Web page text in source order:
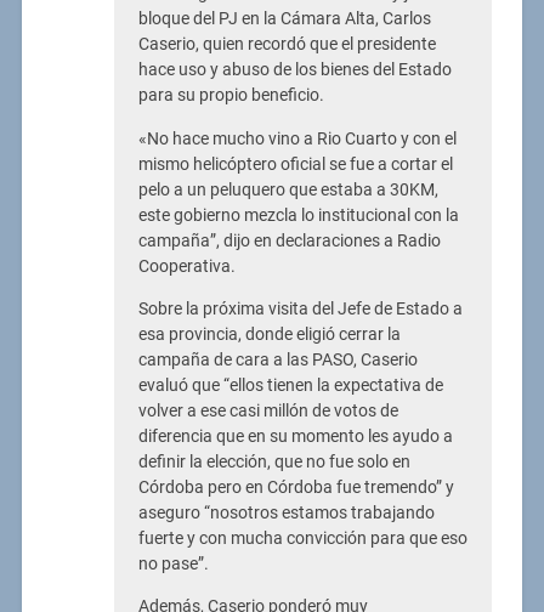
bloque del PJ en la Cámara Alta, Carlos
Caserio, quien recordó que el presidente
hace uso y abuso de los bienes del Estado
para su propio beneficio.
«No hace mucho vino a Rio Cuarto y con el
mismo helicóptero oficial se fue a cortar el
pelo a un peluquero que estaba a 30KM,
este gobierno mezcla lo institucional con la
campaña”, dijo en declaraciones a Radio
Cooperativa.
Sobre la próxima visita del Jefe de Estado a
esa provincia, donde eligió cerrar la
campaña de cara a las PASO, Caserio
evaluó que “ellos tienen la expectativa de
volver a ese casi millón de votos de
diferencia que en su momento les ayudo a
definir la elección, que no fue solo en
Córdoba pero en Córdoba fue tremendo” y
aseguro “nosotros estamos trabajando
fuerte y con mucha convicción para que eso
no pase”.
Además, Caserio ponderó muy